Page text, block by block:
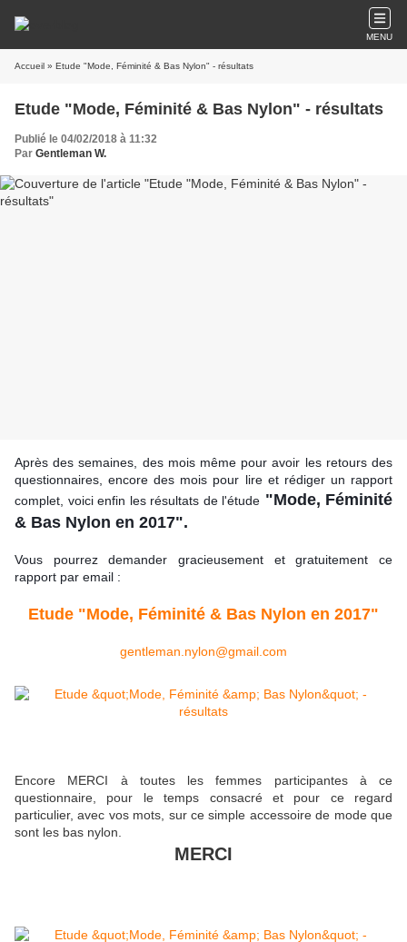
MENU
Accueil » Etude "Mode, Féminité & Bas Nylon" - résultats
Etude "Mode, Féminité & Bas Nylon" - résultats
Publié le 04/02/2018 à 11:32
Par Gentleman W.
Après des semaines, des mois même pour avoir les retours des
questionnaires, encore des mois pour lire et rédiger un rapport
complet, voici enfin les résultats de l'étude "Mode, Féminité
& Bas Nylon en 2017".
Vous pourrez demander gracieusement et gratuitement ce
rapport par email :
Etude "Mode, Féminité & Bas Nylon en 2017"
gentleman.nylon@gmail.com
Encore MERCI à toutes les femmes participantes à ce
questionnaire, pour le temps consacré et pour ce regard
particulier, avec vos mots, sur ce simple accessoire de mode que
sont les bas nylon.
MERCI